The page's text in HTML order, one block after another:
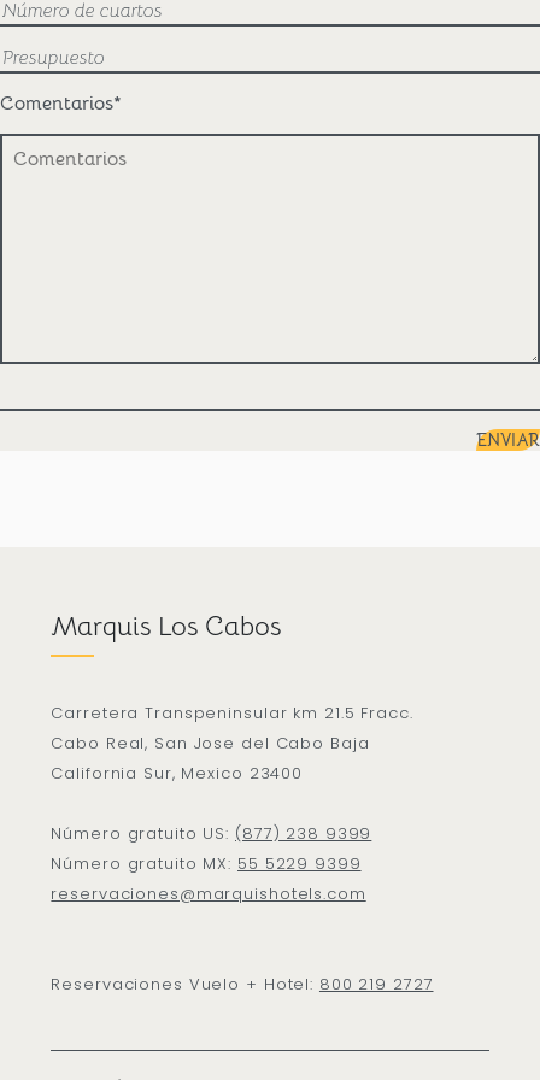
Comentarios*
ENVIAR
Marquis Los Cabos
Carretera Transpeninsular km 21.5 Fracc.
Cabo Real, San Jose del Cabo Baja
California Sur, Mexico 23400
Número gratuito US: (877) 238 9399
Número gratuito MX: 55 5229 9399
reservaciones@marquishotels.com
Reservaciones Vuelo + Hotel: 800 219 2727